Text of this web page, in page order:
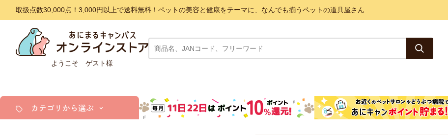
取扱点数30,000点！3,000円以上で送料無料！ペットの美容と健康をテーマに、なんでも揃うペットの道具屋さん
ようこそ ゲスト様
カテゴリから選ぶ